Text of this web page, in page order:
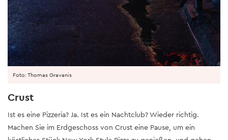
Foto: Thomas Gravanis
Crust
Ist es eine Pizzeria? Ja. Ist es ein Nachtclub? Wieder richtig.
Machen Sie im Erdgeschoss von Crust eine Pause, um ein